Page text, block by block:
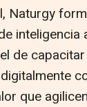
Naturgy
de
que